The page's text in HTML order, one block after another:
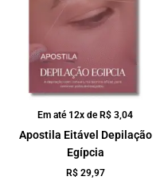
Em até 12x de R$ 3,04
Apostila Eitável Depilação
Egípcia
R$29,97